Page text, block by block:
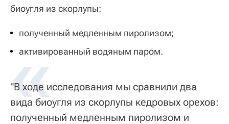
биоугля из скорлупы:
полученный медленным пиролизом;
активированный водяным паром.
«
"В ходе исследования мы сравнили два
вида биоугля из скорлупы кедровых орехов:
полученный медленным пиролизом и